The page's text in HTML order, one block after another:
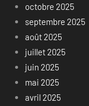
octobre 2025
septembre 2025
août 2025
juillet 2025
juin 2025
mai 2025
avril 2025